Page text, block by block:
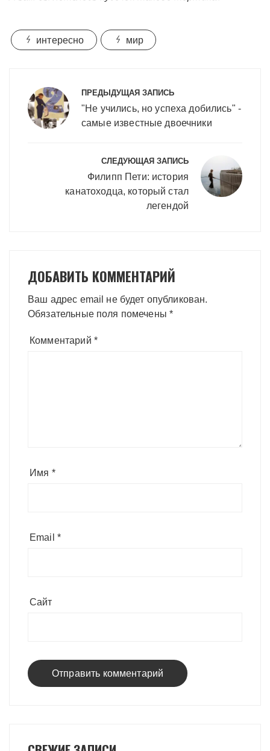
интересно мир
записям
ПРЕДЫДУЩАЯ ЗАПИСЬ
"Не учились, но успеха добились" -
самые известные двоечники
СЛЕДУЮЩАЯ ЗАПИСЬ
Филипп Пети: история
канатоходца, который стал
легендой
ДОБАВИТЬ КОММЕНТАРИЙ
Ваш адрес email не будет опубликован.
Обязательные поля помечены*
Комментарий *
Имя *
Email *
Сайт